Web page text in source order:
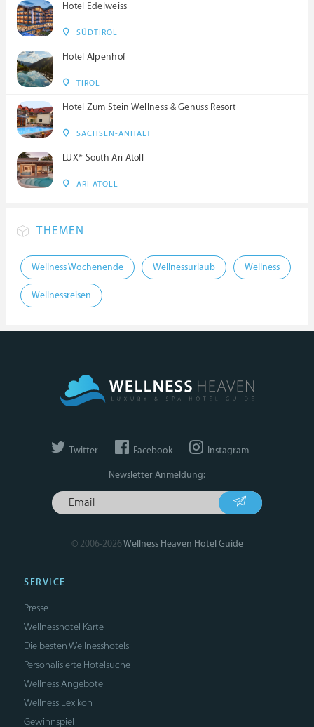
Hotel Edelweiss
SÜDTIROL
Hotel Alpenhof
TIROL
Hotel Zum Stein Wellness & Genuss Resort
SACHSEN-ANHALT
LUX* South Ari Atoll
ARI ATOLL
THEMEN
Wellness Wochenende Wellnessurlaub Wellness
Wellnessreisen
Twitter Facebook Instagram
Newsletter Anmeldung:
© 2006-2026Wellness Heaven Hotel Guide
SERVICE
Presse
Wellnesshotel Karte
Die besten Wellnesshotels
Personalisierte Hotelsuche
Wellness Angebote
Wellness Lexikon
Gewinnspiel